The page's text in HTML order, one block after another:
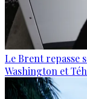
Le Brent repasse
Washington et